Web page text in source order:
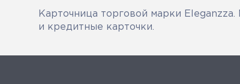
Карточница торговой марки
и кредитные карточки.